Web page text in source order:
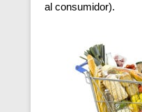
al consumidor).